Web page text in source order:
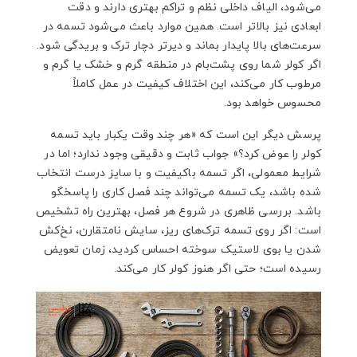
می‌شود، الیاف داخلی نظم و تراکم بهتری دارند و دقت
ابعادی نیز بالاتر است. همین موارد باعث می‌شود تسمه در
سرعت‌های بالا پایدار بماند و دیرتر دچار ترک و بریدگی شود.
اگر کولر شما روی پشت‌بام در منطقه گرم و خشک یا گرم و
مرطوب کار می‌کند، این اختلاف کیفیت در عمل کاملاً
محسوس خواهد بود.
پرسش دیگر این است که «هر چند وقت یکبار باید تسمه
کولر را عوض کرد؟» جواب ثابت و دقیقی وجود ندارد؛ اما در
شرایط معمولی، اگر تسمه باکیفیت و با سایز درست انتخاب
شده باشد، یک تسمه می‌تواند چند فصل کاری را پاسخگو
باشد. بررسی ظاهری در شروع هر فصل، بهترین راه تشخیص
است: اگر روی تسمه ترک‌های ریز، سایش نامتقارن، نخ‌کش
شدن یا بوی لاستیک سوخته احساس کردید، زمان تعویض
رسیده است؛ حتی اگر هنوز کولر کار می‌کند.